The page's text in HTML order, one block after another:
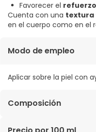
Favorecer el
Cuenta con una textura
en el cuerpo como en el
Modo de empleo
Aplicar sobre la piel con
Composición
AQUA (EAU PURIFIÉE),